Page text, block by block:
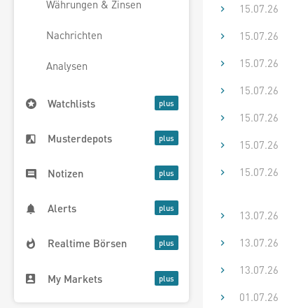
Währungen & Zinsen
Nachrichten
Analysen
Watchlists
Musterdepots
Notizen
Alerts
Realtime Börsen
My Markets
15.07.26
15.07.26
15.07.26
15.07.26
15.07.26
15.07.26
15.07.26
13.07.26
13.07.26
13.07.26
01.07.26